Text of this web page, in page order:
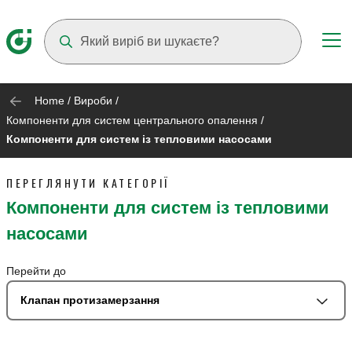
Home / Вироби /
Компоненти для систем центрального опалення /
Компоненти для систем із тепловими насосами
ПЕРЕГЛЯНУТИ КАТЕГОРІЇ
Компоненти для систем із тепловими
насосами
Перейти до
Клапан протизамерзання